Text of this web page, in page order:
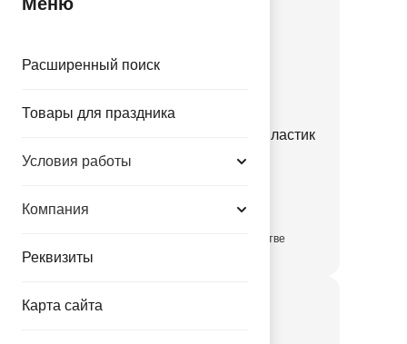
Расширенный поиск
Товары для праздника
Условия работы
Компания
Реквизиты
Карта сайта
Калибратор-куб д/шаров пластик
в достаточном количестве